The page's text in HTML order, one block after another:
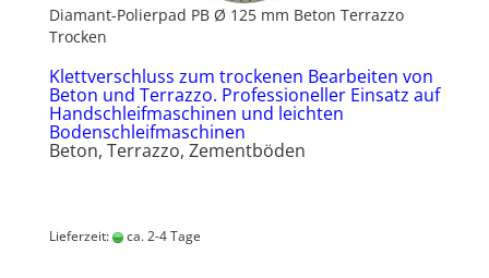
Diamant-Polierpad PB Ø 125 mm Beton Terrazzo
Trocken
Klettverschluss zum trockenen Bearbeiten von
Beton und Terrazzo. Professioneller Einsatz auf
Handschleifmaschinen und leichten
Bodenschleifmaschinen
Beton, Terrazzo, Zementböden
Lieferzeit: ca. 2-4 Tage